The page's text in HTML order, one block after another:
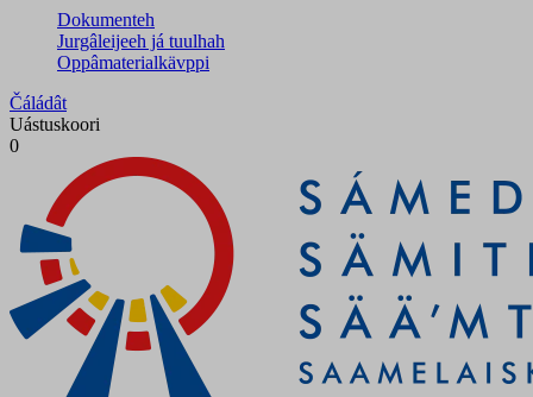
Dokumenteh
Jurgâleijeeh já tuulhah
Oppâmaterialkävppi
Čáládât
Uástuskoori
0